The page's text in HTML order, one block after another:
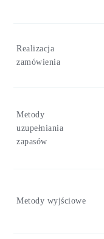
Realizacja
zamówienia
Metody
uzupełniania
zapasów
Metody wyjściowe